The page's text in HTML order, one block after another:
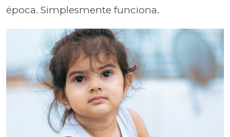
época. Simplesmente funciona.